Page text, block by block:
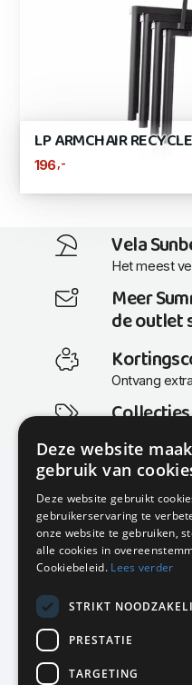
LP ARMCHAIR
196,-
Vela
Het meest
Meer
de outlet
Ontvang
Collecties
Actuele en
KMP Kantoormeubilair
Airport Business Park
Frankfurtstraat 29-31
1175 RH Lijnden
020-617 01 26
Facebook
Deze website
gebruik van
Deze website gebruikt
gebruikerservaring te
onze website te gebruiken,
alle cookies in
Cookiebeleid. Lees verder
STRIKT
PRESTATIE
TARGETING